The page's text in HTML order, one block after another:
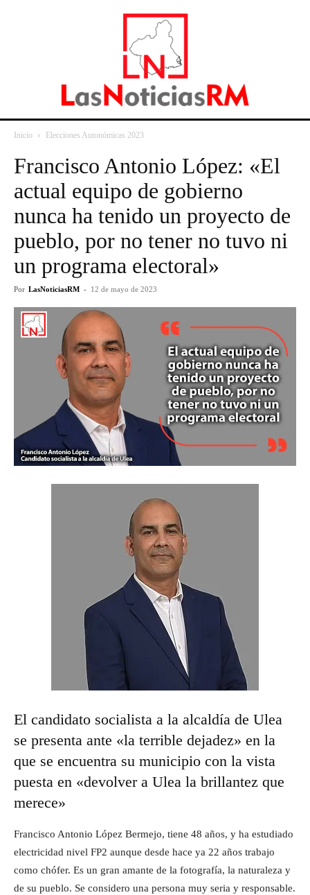
Inicio Elecciones Autonómicas 2023
Francisco Antonio López: «El
actual equipo de gobierno
nunca ha tenido un proyecto de
pueblo, por no tener no tuvo ni
un programa electoral»
Por LasNoticiasRM - 12 de mayo de 2023
El candidato socialista a la alcaldía de Ulea
se presenta ante «la terrible dejadez» en la
que se encuentra su municipio con la vista
puesta en «devolver a Ulea la brillantez que
merece»
Francisco Antonio López Bermejo, tiene 48 años, y ha estudiado
electricidad nivel FP2 aunque desde hace ya 22 años trabajo
como chófer. Es un gran amante de la fotografía, la naturaleza y
de su pueblo. Se considero una persona muy seria y responsable.